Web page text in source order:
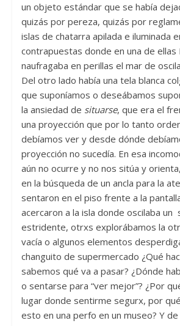
un objeto estándar que se había
quizás por pereza, quizás por
islas de chatarra apilada e iluminada
contrapuestas donde en una de ellas
naufragaba en perillas el mar de
Del otro lado había una tela blanca
que suponíamos o deseábamos
la ansiedad de situarse, que era el
una proyección que por lo tanto
debíamos ver y desde dónde
proyección no sucedía. En esa
aún no ocurre y no nos sitúa y
en la búsqueda de un ancla para la
sentaron en el piso frente a la
acercaron a la isla donde oscilaba un
estridente, otrxs explorábamos la
vacía o algunos elementos
changuito de supermercado ¿Qué
sabemos qué va a pasar? ¿Dónde
o sentarse para “ver mejor”? ¿Por
lugar donde sentirme segurx, por
esto en una perfo en un museo? Y